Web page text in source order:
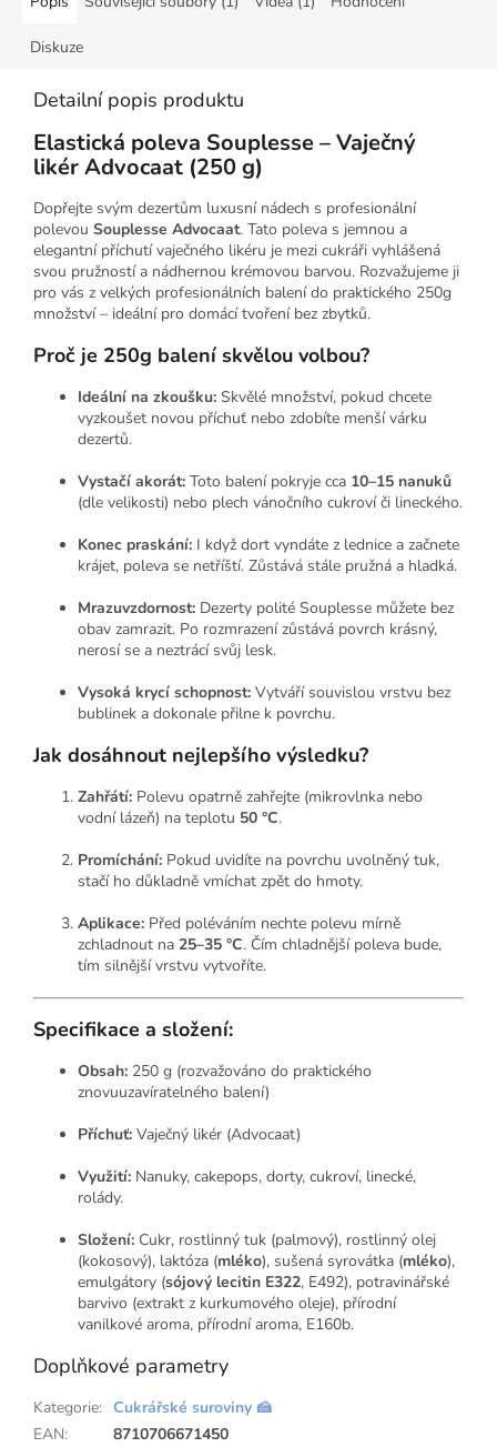
Diskuze
Detailní popis produktu
Elastická poleva Souplesse – Vaječný
likér Advocaat (250 g)
Dopřejte svým dezertům luxusní nádech s profesionální
polevou Souplesse Advocaat. Tato poleva s jemnou a
elegantní příchutí vaječného likéru je mezi cukráři vyhlášená
svou pružností a nádhernou krémovou barvou. Rozvažujeme ji
pro vás z velkých profesionálních balení do praktického 250g
množství – ideální pro domácí tvoření bez zbytků.
Proč je 250g balení skvělou volbou?
Ideální na zkoušku: Skvělé množství, pokud chcete
vyzkoušet novou příchuť nebo zdobíte menší várku
dezertů.
Vystačí akorát: Toto balení pokryje cca 10–15 nanuků
(dle velikosti) nebo plech vánočního cukroví či lineckého.
Konec praskání: I když dort vyndáte z lednice a začnete
krájet, poleva se netříští. Zůstává stále pružná a hladká.
Mrazuvzdornost: Dezerty polité Souplesse můžete bez
obav zamrazit. Po rozmrazení zůstává povrch krásný,
nerosí se a neztrácí svůj lesk.
Vysoká krycí schopnost: Vytváří souvislou vrstvu bez
bublinek a dokonale přilne k povrchu.
Jak dosáhnout nejlepšího výsledku?
Zahřátí: Polevu opatrně zahřejte (mikrovlnka nebo
vodní lázeň) na teplotu 50 °C.
Promíchání: Pokud uvidíte na povrchu uvolněný tuk,
stačí ho důkladně vmíchat zpět do hmoty.
Aplikace: Před poléváním nechte polevu mírně
zchladnout na 25–35 °C. Čím chladnější poleva bude,
tím silnější vrstvu vytvoříte.
Specifikace a složení:
Obsah: 250 g (rozvažováno do praktického
znovuuzavíratelného balení)
Příchuť: Vaječný likér (Advocaat)
Využití: Nanuky, cakepops, dorty, cukroví, linecké,
rolády.
Složení: Cukr, rostlinný tuk (palmový), rostlinný olej
(kokosový), laktóza (mléko), sušená syrovátka (mléko),
emulgátory (sójový lecitin E322, E492), potravinářské
barvivo (extrakt z kurkumového oleje), přírodní
vanilkové aroma, přírodní aroma, E160b.
Doplňkové parametry
Kategorie: Cukrářské suroviny 🍰
EAN: 8710706671450